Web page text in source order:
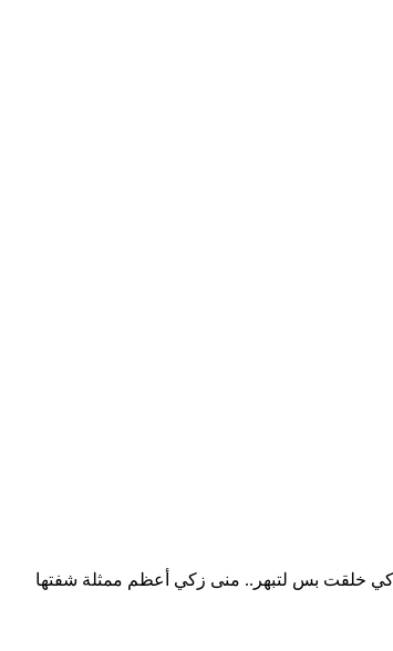
زكي خلقت بس لتبهر.. منى زكي أعظم ممثلة شفتها